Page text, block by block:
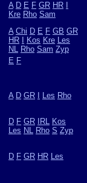
A D E F GR HR
Kre Rho Sam
A Chi D E F GB GR
HR
Kos Kre Les
NL Rho Sam Zyp
E F
A D GR Les Rho
D F GR IRL Kos
Les NL Rho S Zyp
D F GR HR Les